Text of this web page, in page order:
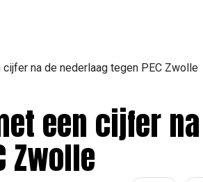
na de nederlaag tegen PEC Zwolle
een cijfer na
Zwolle